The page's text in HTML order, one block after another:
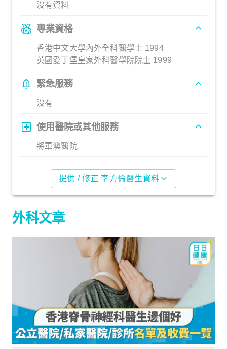
沒有資料
專業資格
香港中文大學內外全科醫學士 1994
英國愛丁堡皇家外科醫學院院士 1999
緊急服務
沒有
使用醫院或其他服務
將軍澳醫院
提供 / 修正 李方倫醫生資料
外科文章